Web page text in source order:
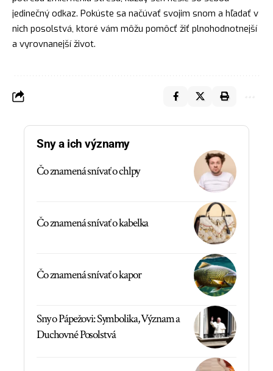
jedinečný odkaz. Pokúste sa načúvať svojim snom a hľadať v
nich posolstvá, ktoré vám môžu pomôcť žiť plnohodnotnejší
a vyrovnanejší život.
Sny a ich významy
Čo znamená snívať o chlpy
Čo znamená snívať o kabelka
Čo znamená snívať o kapor
Sny o Pápežovi: Symbolika, Význam a
Duchovné Posolstvá